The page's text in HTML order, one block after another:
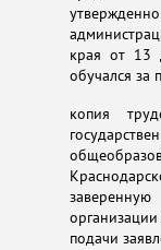
края от 13
обучался за
копия
подачи